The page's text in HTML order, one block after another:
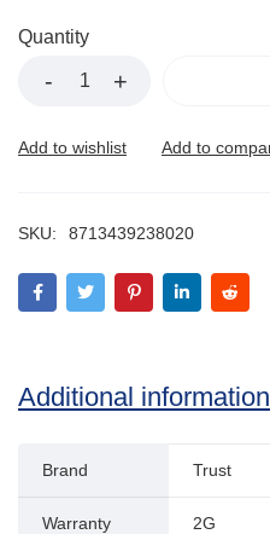
Quantity
SKU: 8713439238020
Additional information
Brand Trust
Warranty 2G